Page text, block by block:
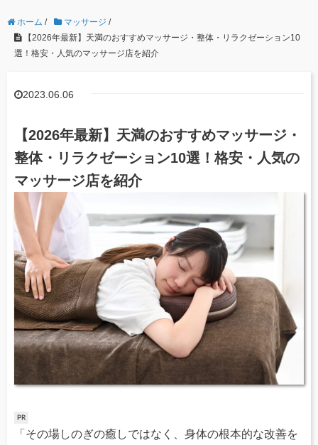
ホーム / マッサージ /
【2026年最新】天満のおすすめマッサージ・整体・リラクゼーション10
選！格安・人気のマッサージ店を紹介
2023.06.06
【2026年最新】天満のおすすめマッサージ・
整体・リラクゼーション10選！格安・人気の
マッサージ店を紹介
「その場しのぎの癒しではなく、身体の根本的な改善を